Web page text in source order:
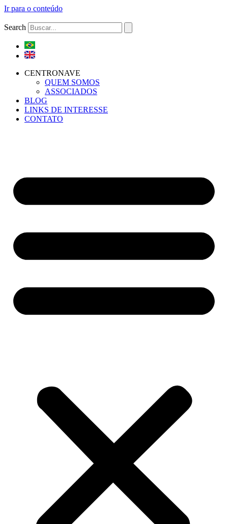
Ir para o conteúdo
Search
CENTRONAVE
QUEM SOMOS
ASSOCIADOS
BLOG
LINKS DE INTERESSE
CONTATO